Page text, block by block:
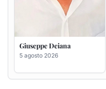
Giuseppe Deiana
5 agosto 2026